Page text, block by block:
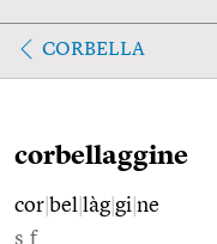
CORBELLA
corbellaggine
cor bel làg gi ne
s.f.